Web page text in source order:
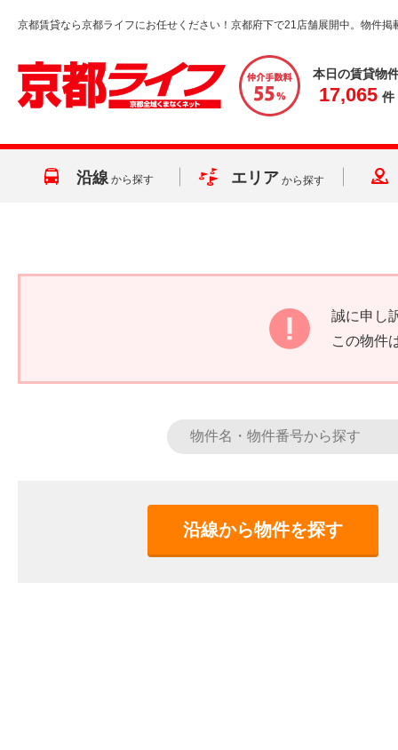
京都賃貸なら京都ライフにお任せください！京都府下で21店舗展開中。物件掲
本日の賃貸物
17,065 件
沿線 から探す エリア から探す
誠に申し
この物件
沿線から物件を探す